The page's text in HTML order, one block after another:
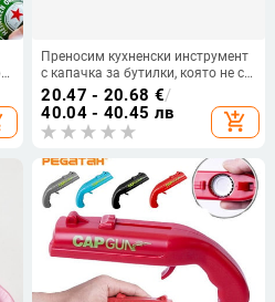
Преносим кухненски инструмент
с капачка за бутилки, която не се
плъзга, спестяваща труд,
многофункционален отварач за
бутилки, многофункционален
отварач за консерви, спестяващ
труд
20.47 - 20.68 €/
40.04 - 40.45 лв
add_shopping_cart